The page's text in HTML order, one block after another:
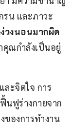
น และภาวะ
ง่วงนอนมากผิด
คุณกำลังเป็นอยู่
ละจิตใจ การ
นฟูร่างกายจาก
ของการทำงาน